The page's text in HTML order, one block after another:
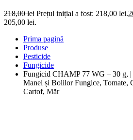
218,00lei Prețul inițial a fost: 218,00 lei.
205,00 lei.
Prima pagină
Produse
Pesticide
Fungicide
Fungicid CHAMP 77 WG – 30 g,
Manei și Bolilor Fungice, Tomate,
Cartof, Măr